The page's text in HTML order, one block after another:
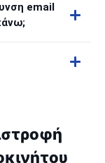
email